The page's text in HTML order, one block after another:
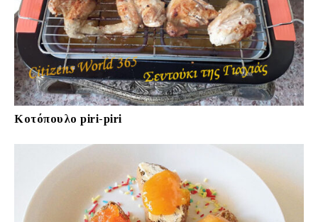
Κοτόπουλο piri-piri